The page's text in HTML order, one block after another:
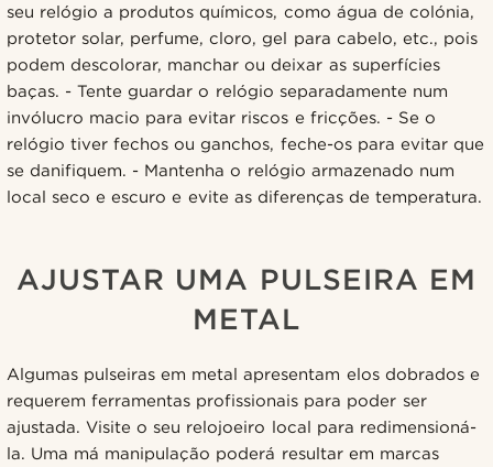
seu relógio a produtos químicos, como água de colónia,
protetor solar, perfume, cloro, gel para cabelo, etc., pois
podem descolorar, manchar ou deixar as superfícies
baças. - Tente guardar o relógio separadamente num
invólucro macio para evitar riscos e fricções. - Se o
relógio tiver fechos ou ganchos, feche-os para evitar que
se danifiquem. - Mantenha o relógio armazenado num
local seco e escuro e evite as diferenças de temperatura.
AJUSTAR UMA PULSEIRA EM
METAL
Algumas pulseiras em metal apresentam elos dobrados e
requerem ferramentas profissionais para poder ser
ajustada. Visite o seu relojoeiro local para redimensioná-
la. Uma má manipulação poderá resultar em marcas